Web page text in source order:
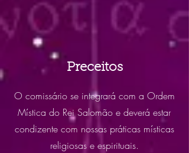
Preceitos
O comissário se integrará com a Ordem
Mística do Rei Salomão e deverá estar
condizente com nossas práticas místicas
religiosas e espirituais.